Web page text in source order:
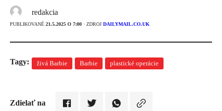
redakcia
PUBLIKOVANÉ 21.5.2025 O 7:00 · ZDROJ DAILYMAIL.CO.UK
Tagy: živá Barbie Barbie plastické operácie
Zdielať na